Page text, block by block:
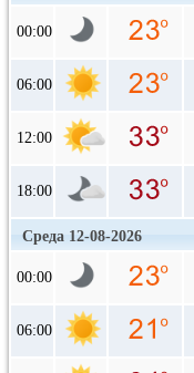
00:00
06:00
12:00
18:00
Среда 12-08-2026
00:00
06:00